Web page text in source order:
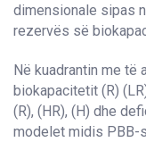
dimensionale sipas
rezervës së
Në kuadrantin me të
biokapacitetit (R)
(R), (HR), (H) dhe
modelet midis PBB-